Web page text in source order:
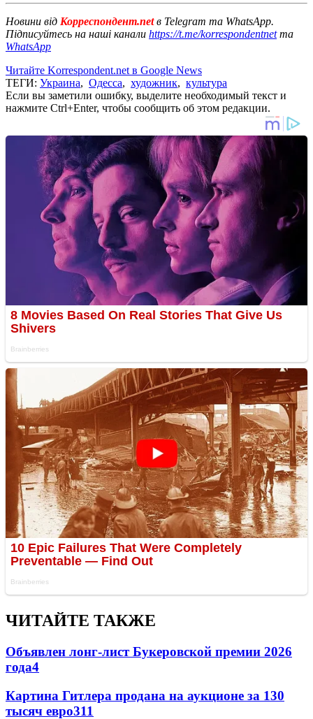
Новини від Корреспондент.netв Telegram та WhatsApp.
Підписуйтесь на наші канали https://t.me/korrespondentnetта
WhatsApp
Читайте Korrespondent.net в Google News
ТЕГИ: Украина, Одесса, художник, культура
Если вы заметили ошибку, выделите необходимый текст и
нажмите Ctrl+Enter, чтобы сообщить об этом редакции.
ЧИТАЙТЕ ТАКЖЕ
Объявлен лонг-лист Букеровской премии 2026
года4
Картина Гитлера продана на аукционе за 130
тысяч евро311